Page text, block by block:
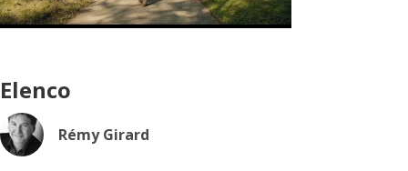
Elenco
Rémy Girard